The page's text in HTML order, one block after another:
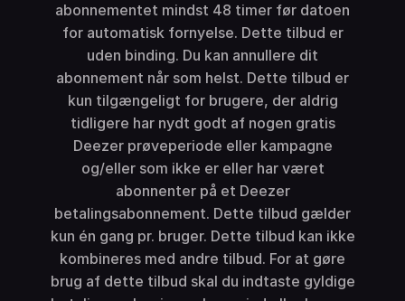
abonnementet mindst 48 timer før datoen
for automatisk fornyelse. Dette tilbud er
uden binding. Du kan annullere dit
abonnement når som helst. Dette tilbud er
kun tilgængeligt for brugere, der aldrig
tidligere har nydt godt af nogen gratis
Deezer prøveperiode eller kampagne
og/eller som ikke er eller har været
abonnenter på et Deezer
betalingsabonnement. Dette tilbud gælder
kun én gang pr. bruger. Dette tilbud kan ikke
kombineres med andre tilbud. For at gøre
brug af dette tilbud skal du indtaste gyldige